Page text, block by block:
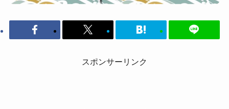
スポンサーリンク